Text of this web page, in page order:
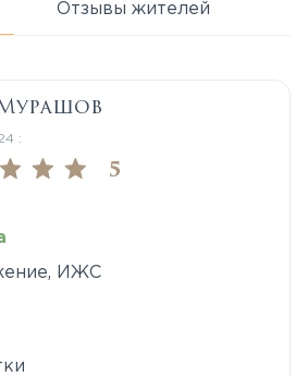
Отзывы жителей
:
5
ИЖС